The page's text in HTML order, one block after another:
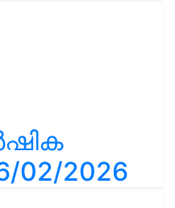
02/2026